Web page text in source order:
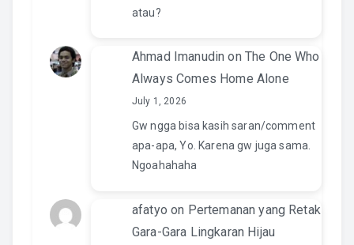
atau?
Ahmad Imanudin on The One Who
Always Comes Home Alone
July 1, 2026
Gw ngga bisa kasih saran/comment
apa-apa, Yo. Karena gw juga sama.
Ngoahahaha
afatyo on Pertemanan yang Retak
Gara-Gara Lingkaran Hijau